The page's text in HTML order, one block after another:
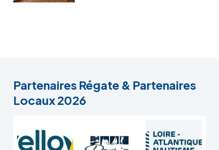
Partenaires Régate & Partenaires
Locaux 2026